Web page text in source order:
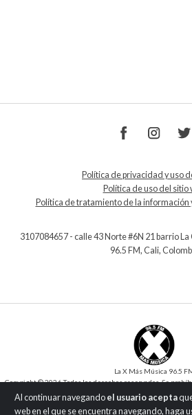
Al continuar navegando el usuario acepta
web en el que se encuentra navegando, haga
Política de privacidad y uso
Política de uso del sitio
Política de tratamiento de la información
3107084657 - calle 43 Norte #6N 21 barrio La
96.5 FM, Cali,
La X Más Música 96.5
Copyright © 2026 Todos los derechos reservados. Se
como su traducción a cualquier idioma sin la
Desarrollo y Diseño